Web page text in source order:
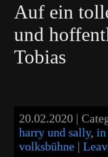
Auf ein
und
Tobias
20.02.2020 |
harry und sally, in
volksbühne |